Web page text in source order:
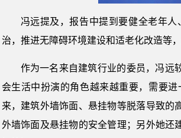
冯远提及，报告中提到要健全老年
治，推进无障碍环境建设和适老化改造等
作为一名来自建筑行业的委员，冯远
会生活中扮演的角色越来越重要，需要
来，建筑外墙饰面、悬挂物等脱落导致的
外墙饰面及悬挂物的安全管理；另外她还